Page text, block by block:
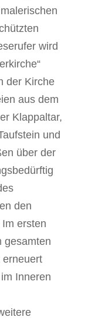
wird
der Kirche
aus dem
Klappaltar,
und
über der
den
ersten
gesamten
erneuert
Inneren